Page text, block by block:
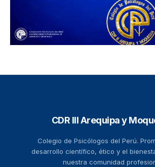
CDR III Arequipa y
Colegio de Psicólogos del Perú. Promoviendo el
desarrollo científico, ético y el
nuestra comunidad